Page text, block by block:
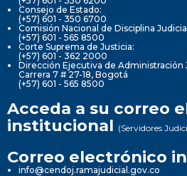
Consejo de Estado:
(+57) 601 - 350 6700
Comisión Nacional de Disciplina
(+57) 601 - 565 8500
Corte Suprema de Justicia:
(+57) 601 - 362 2000
Dirección Ejecutiva de Administración
Carrera 7 # 27-18, Bogotá
(+57) 601 - 565 8500
Acceda a su correo
institucional (Servidores
Correo electrónico
info@cendoj.ramajudicial.gov.co